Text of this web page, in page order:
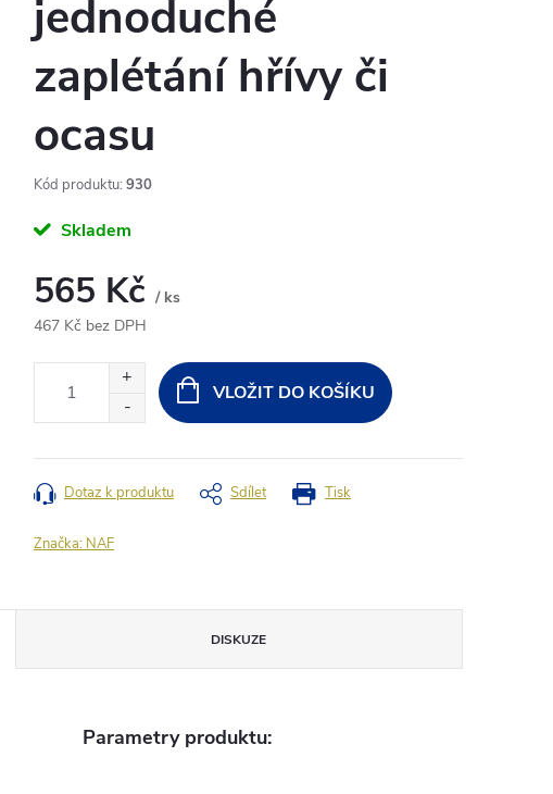
jednoduché
zaplétání hřívy či
ocasu
Kód produktu: 930
Skladem
565 Kč / ks
467 Kč bez DPH
VLOŽIT DO KOŠÍKU
Tisk
Dotaz k produktu Sdílet
Značka: NAF
DISKUZE
Parametry produktu: